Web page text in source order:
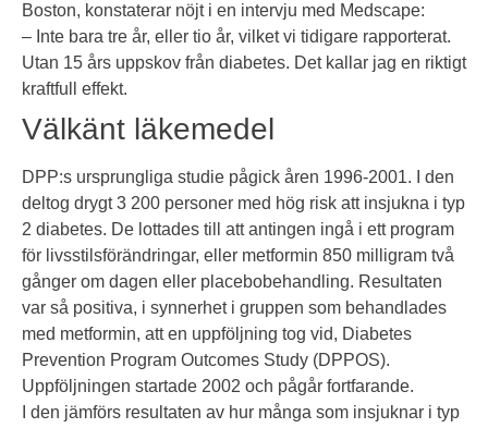
Boston, konstaterar nöjt i en intervju med Medscape:
– Inte bara tre år, eller tio år, vilket vi tidigare rapporterat.
Utan 15 års uppskov från diabetes. Det kallar jag en riktigt
kraftfull effekt.
Välkänt läkemedel
DPP:s ursprungliga studie pågick åren 1996-2001. I den
deltog drygt 3 200 personer med hög risk att insjukna i typ
2 diabetes. De lottades till att antingen ingå i ett program
för livsstilsförändringar, eller metformin 850 milligram två
gånger om dagen eller placebobehandling. Resultaten
var så positiva, i synnerhet i gruppen som behandlades
med metformin, att en uppföljning tog vid, Diabetes
Prevention Program Outcomes Study (DPPOS).
Uppföljningen startade 2002 och pågår fortfarande.
I den jämförs resultaten av hur många som insjuknar i typ